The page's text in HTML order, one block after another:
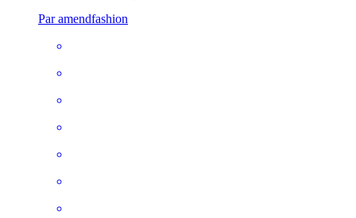
Par amendfashion